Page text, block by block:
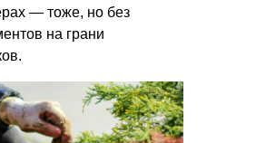
— тоже, но без
на грани